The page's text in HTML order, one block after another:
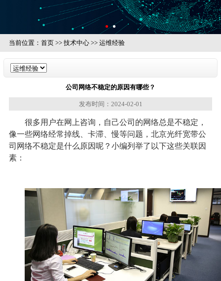
当前位置： 首页>> 技术中心>> 运维经验
公司网络不稳定的原因有哪些？
发布时间：2024-02-01
很多用户在网上咨询，自己公司的网络总是不稳定，
像一些网络经常掉线、卡滞、慢等问题， 北京光纤宽带公
司网络不稳定是什么原因呢？小编列举了以下这些关联因
素：